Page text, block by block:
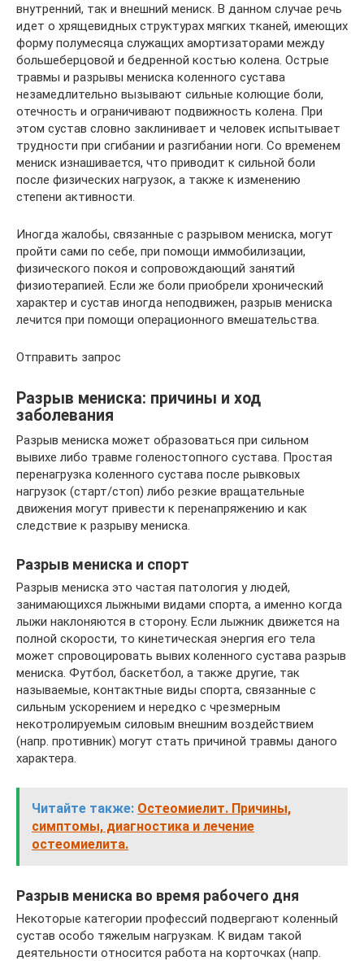
внутренний, так и внешний мениск. В данном случае речь
идет о хрящевидных структурах мягких тканей, имеющих
форму полумесяца служащих амортизаторами между
большеберцовой и бедренной костью колена. Острые
травмы и разрывы мениска коленного сустава
незамедлительно вызывают сильные колющие боли,
отечность и ограничивают подвижность колена. При
этом сустав словно заклинивает и человек испытывает
трудности при сгибании и разгибании ноги. Со временем
мениск изнашивается, что приводит к сильной боли
после физических нагрузок, а также к изменению
степени активности.
Иногда жалобы, связанные с разрывом мениска, могут
пройти сами по себе, при помощи иммобилизации,
физического покоя и сопровождающий занятий
физиотерапией. Если же боли приобрели хронический
характер и сустав иногда неподвижен, разрыв мениска
лечится при помощи операционного вмешательства.
Отправить запрос
Разрыв мениска: причины и ход
заболевания
Разрыв мениска может образоваться при сильном
вывихе либо травме голеностопного сустава. Простая
перенагрузка коленного сустава после рывковых
нагрузок (старт/стоп) либо резкие вращательные
движения могут привести к перенапряжению и как
следствие к разрыву мениска.
Разрыв мениска и спорт
Разрыв мениска это частая патология у людей,
занимающихся лыжными видами спорта, а именно когда
лыжи наклоняются в сторону. Если лыжник движется на
полной скорости, то кинетическая энергия его тела
может спровоцировать вывих коленного сустава разрыв
мениска. Футбол, баскетбол, а также другие, так
называемые, контактные виды спорта, связанные с
сильным ускорением и нередко с чрезмерным
некотролируемым силовым внешним воздействием
(напр. противник) могут стать причиной травмы даного
характера.
Читайте также: Остеомиелит. Причины,
симптомы, диагностика и лечение
остеомиелита.
Разрыв мениска во время рабочего дня
Некоторые категории профессий подвергают коленный
сустав особо тяжелым нагрузкам. К видам такой
деятельности относится работа на корточках (напр.